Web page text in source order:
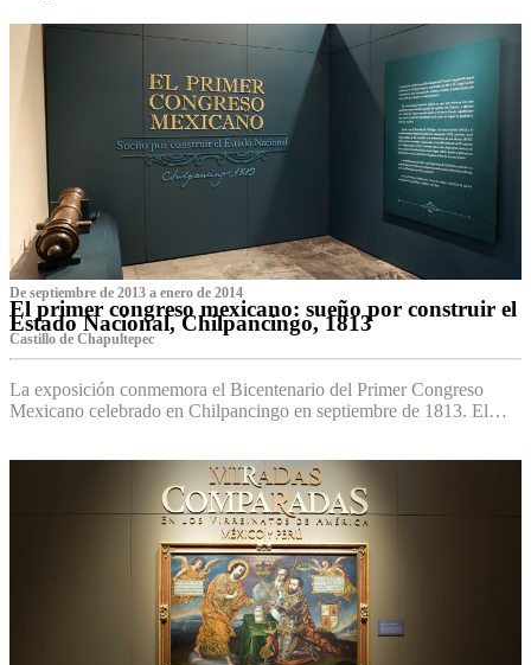
De septiembre de 2013 a enero de 2014
El primer congreso mexicano: sueño por construir el
Estado Nacional, Chilpancingo, 1813
Castillo de Chapultepec
La exposición conmemora el Bicentenario del Primer Congreso
Mexicano celebrado en Chilpancingo en septiembre de 1813. El…